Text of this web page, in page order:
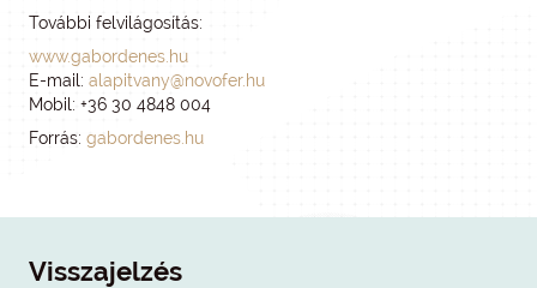
További felvilágosítás:
www.gabordenes.hu
E-mail: alapitvany@novofer.hu
Mobil: +36 30 4848 004
Forrás: gabordenes.hu
Visszajelzés